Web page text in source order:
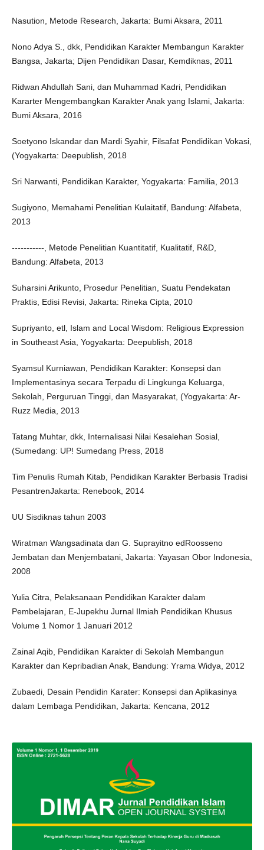
Nasution, Metode Research, ‎Jakarta: Bumi Aksara, 2011‎
Nono Adya S., dkk, Pendidikan Karakter Membangun Karakter
Bangsa, ‎Jakarta; Dijen Pendidikan Dasar, Kemdiknas, 2011‎
Ridwan Ahdullah Sani, dan Muhammad Kadri, Pendidikan
Kararter ‎Mengembangkan Karakter Anak yang Islami, ‎Jakarta:
Bumi Aksara, 2016‎
Soetyono Iskandar dan Mardi Syahir, Filsafat Pendidikan Vokasi,
(Yogyakarta: Deepublish, 2018
Sri Narwanti, Pendidikan Karakter, ‎Yogyakarta: Familia, 2013‎
Sugiyono, Memahami Penelitian Kulaitatif, ‎Bandung: Alfabeta,
2013‎
-----------, Metode Penelitian Kuantitatif, Kualitatif, R&D,
‎Bandung: Alfabeta, 2013
Suharsini Arikunto, Prosedur Penelitian, Suatu Pendekatan
Praktis, Edisi Revisi, ‎Jakarta: Rineka Cipta, 2010‎
Supriyanto, etl, Islam and Local Wisdom: Religious Expression
in Southeast Asia, Yogyakarta: Deepublish, 2018
Syamsul Kurniawan, Pendidikan Karakter: Konsepsi dan
Implementasinya secara ‎Terpadu di Lingkunga Keluarga,
Sekolah, Perguruan Tinggi, dan Masyarakat, ‎‎(Yogyakarta: Ar-
Ruzz Media, 2013
Tatang Muhtar, dkk, Internalisasi Nilai Kesalehan Sosial,
(Sumedang: UP! Sumedang Press, 2018
Tim Penulis Rumah Kitab, Pendidikan Karakter Berbasis Tradisi
Pesantren‎Jakarta: ‎Renebook, 2014‎
UU Sisdiknas tahun 2003 ‎
Wiratman Wangsadinata dan G. Suprayitno ‎ed‎Roosseno
Jembatan dan Menjembatani, ‎Jakarta: Yayasan Obor Indonesia,
2008‎
Yulia Citra, Pelaksanaan Pendidikan Karakter dalam
Pembelajaran, E-Jupekhu ‎Jurnal Ilmiah Pendidikan Khusus‎
Volume 1 Nomor 1 Januari 2012
Zainal Aqib, Pendidikan Karakter di Sekolah Membangun
Karakter dan Kepribadian Anak, ‎Bandung: Yrama Widya, 2012‎
Zubaedi, Desain Pendidin Karater: Konsepsi dan Aplikasinya
dalam Lembaga ‎Pendidikan, ‎Jakarta: Kencana, 2012